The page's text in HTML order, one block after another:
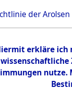
der Arolsen
erkläre ich